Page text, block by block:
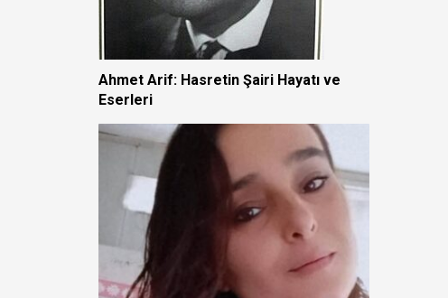
Ahmet Arif: Hasretin Şairi Hayatı ve
Eserleri